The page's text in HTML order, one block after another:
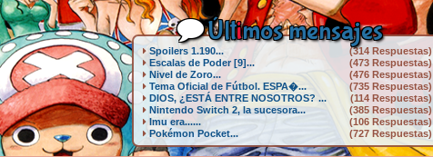
Últimos mensajes
Spoilers 1.190...
(314 Respuestas)
Escalas de Poder [9]...
(473 Respuestas)
Nivel de Zoro...
(476 Respuestas)
Tema Oficial de Fútbol. ESPA�...
(735 Respuestas)
DIOS, ¿ESTÁ ENTRE NOSOTROS? ...
(114 Respuestas)
Nintendo Switch 2, la sucesora...
(385 Respuestas)
Imu era......
(106 Respuestas)
Pokémon Pocket...
(727 Respuestas)